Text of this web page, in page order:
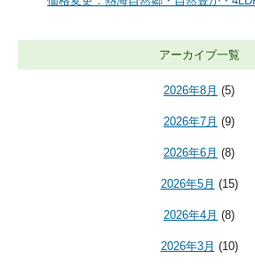
アーカイブ一覧
2026年8月 (5)
2026年7月 (9)
2026年6月 (8)
2026年5月 (15)
2026年4月 (8)
2026年3月 (10)